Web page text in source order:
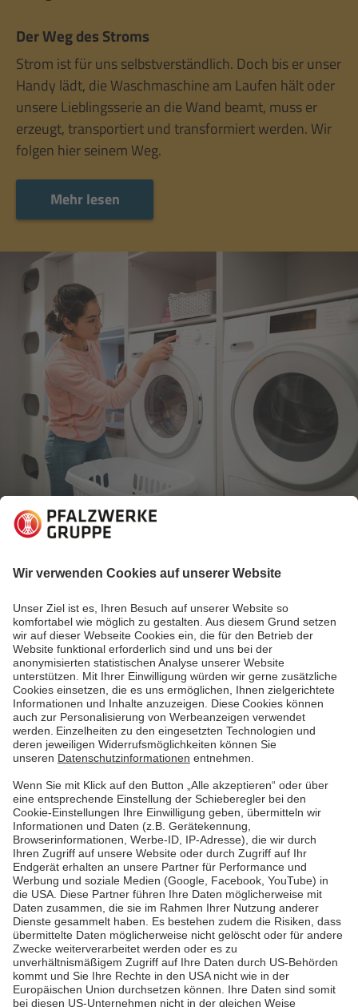
Der Weg des Stroms
Strom ist für uns selbstverständlich. Doch bis er unser
Handy lädt, die Waschmaschine am Laufen hält oder
unsere Lieblingsserie an die Wand beamt, muss er
erzeugt, transportiert und transformiert werden. Wir
folgen hier seinem Weg.
Mehr lesen
05.02.2026
Energiewelt verstehen
ihr euren Energieverbrauch
Senkt euren Stromverbrauch und spart dadurch viel
Geld. Auch die Bundesregierung empfiehlt allen
Unternehmen und Privathaushalten, den
Energieverbrauch zu reduzieren. Doch welche
Maßnahmen sind effektiv? Hier findet ihr die besten
Spartipps.
Mehr lesen
Mehr lesen
Pfalzwerke
Über uns & Autoren
Datenschutz
Impressum